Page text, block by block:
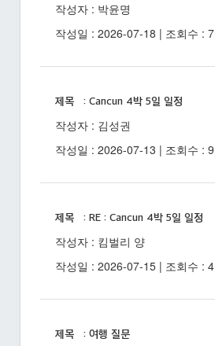
작성자 : 박윤명
작성일 : 2026-07-18 | 조회수 : 7
제목 : Cancun 4박 5일 일정
작성자 : 김성권
작성일 : 2026-07-13 | 조회수 : 9
제목 : RE : Cancun 4박 5일 일정
작성자 : 킴벌리 양
작성일 : 2026-07-15 | 조회수 : 4
제목 : 여행 질문